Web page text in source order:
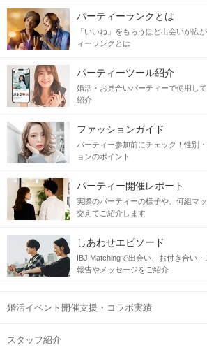
パーティーランクとは
「いいね」をもらうほど出会いが広
ィーランクとは
パーティーツール紹介
婚活・お見合いパーティーで使用し
紹介
ファッションガイド
パーティー参加前にチェック！性別
ョンのポイント
パーティー開催レポート
実際のパーティーの様子や、何組マ
交えてご紹介します
しあわせエピソード
IBJ Matchingで出会い、お付き合い
報告やメッセージをご紹介
婚活イベント開催支援・コラボ実績
スタッフ紹介